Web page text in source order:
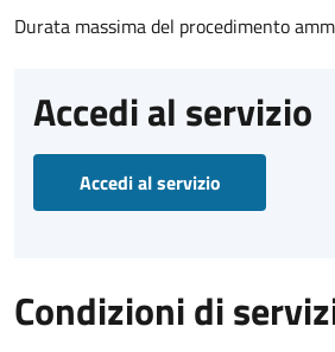
Durata massima del procedimento
Accedi al servizio
Accedi al servizio
Condizioni di